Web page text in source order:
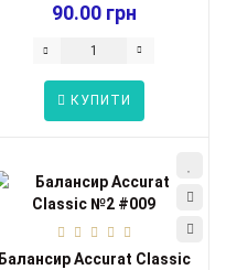
90.00 грн
КУПИТИ
Балансир Accurat Classic